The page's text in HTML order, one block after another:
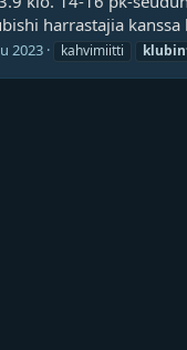
harrastajia
2023 kahvimiitti